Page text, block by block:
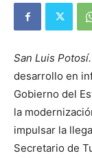
San Luis
desarrollo en
Gobierno del
la
impulsar la
Secretario de